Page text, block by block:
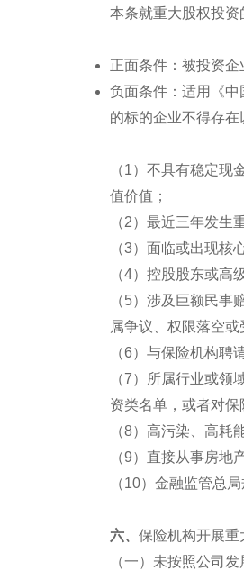
本条就重大股权投资
正面条件：被投资企
负面条件：适用《
的标的企业不得存在
（1）不具有稳定
值价值；
（2）最近三年发生
（3）面临或出现核
（4）控股股东或高
（5）涉及巨额民
属争议、权限落空或
（6）与保险机构聘
（7）所属行业或
资类名单，或者对保
（8）高污染、高耗
（9）直接从事房地
（10）金融监管总
六、 保险机构开展重
（一）未按照公司